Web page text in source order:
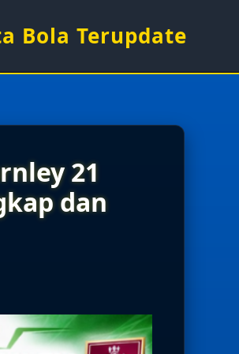
Bola Terupdate
21
dan